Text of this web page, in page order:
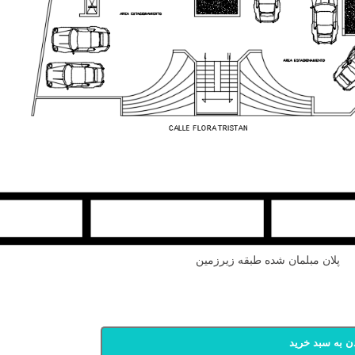
پلان مبلمان شده طبقه زیرزمین
به سبد خرید